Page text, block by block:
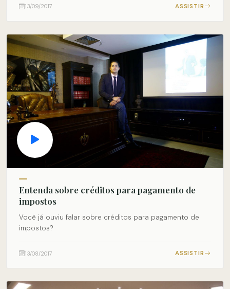
13/09/2017 ASSISTIR
Entenda sobre créditos para pagamento de
impostos
Você já ouviu falar sobre créditos para pagamento de
impostos?
13/08/2017 ASSISTIR